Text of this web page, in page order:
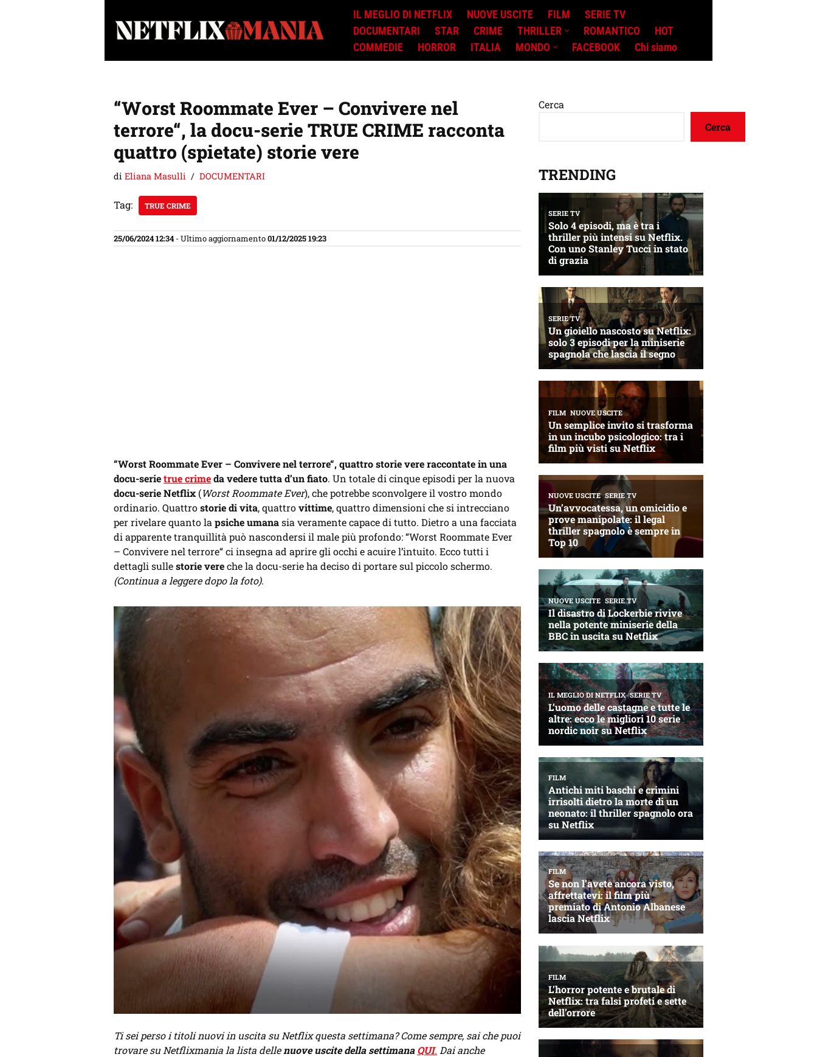
Vai
contenuto
IL MEGLIO DI NETFLIX NUOVE USCITE FILM
SERIE TV
DOCUMENTARI
STAR CRIME THRILLER ROMANTICO
HOT
COMMEDIE
HORROR ITALIA MONDO FACEBOOK Chi siamo
“Worst Roommate Ever – Convivere nel
terrore“, la docu-serie TRUE CRIME racconta
quattro (spietate) storie vere
di Eliana Masulli DOCUMENTARI
Tag: TRUE CRIME
25/06/2024 12:34 - Ultimo aggiornamento01/12/2025 19:23
“Worst Roommate Ever – Convivere nel terrore“, quattro storie vere raccontate in una
docu-serietrue crimeda vedere tutta d’un fiato. Un totale di cinque episodi per la nuova
docu-serie Netflix (Worst Roommate Ever), che potrebbe sconvolgere il vostro mondo
ordinario. Quattrostorie di vita, quattrovittime, quattro dimensioni che si intrecciano
per rivelare quanto la psiche umanasia veramente capace di tutto. Dietro a una facciata
di apparente tranquillità può nascondersi il male più profondo: “Worst Roommate Ever
– Convivere nel terrore“ ci insegna ad aprire gli occhi e acuire l’intuito. Ecco tutti i
dettagli sullestorie vereche la docu-serie ha deciso di portare sul piccolo schermo.
(Continua a leggere dopo la foto).
Ti sei perso i titoli nuovi in uscita su Netflix questa settimana? Come sempre, sai che puoi
trovare su Netflixmania la lista dellenuove uscite della settimanaQUI. Dai anche
Cerca
Cerca
TRENDING